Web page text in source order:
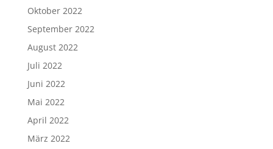
Oktober 2022
September 2022
August 2022
Juli 2022
Juni 2022
Mai 2022
April 2022
März 2022